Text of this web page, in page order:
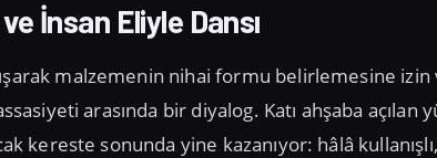
İnsan Eliyle Dansı
malzemenin nihai formu belirlemesine izin
arasında bir diyalog. Katı ahşaba açılan
kereste sonunda yine kazanıyor: hâlâ